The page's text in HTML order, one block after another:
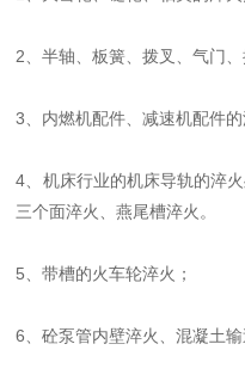
2、半轴、板簧、拨叉、气门
3、内燃机配件、减速机配件的
4、机床行业的机床导轨的淬
三个面淬火、燕尾槽淬火。
5、带槽的火车轮淬火；
6、砼泵管内壁淬火、混凝土输